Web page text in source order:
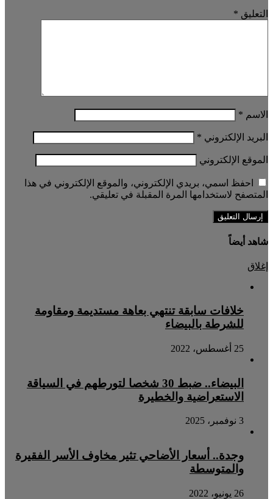
التعليق *
الاسم *
البريد الإلكتروني *
الموقع الإلكتروني
احفظ اسمي، بريدي الإلكتروني، والموقع الإلكتروني في هذا
المتصفح لاستخدامها المرة المقبلة في تعليقي.
شاهد أيضاً
إغلاق
خلافات سابقة تنتهي بعاهة مستديمة ومقاومة
للشرطة بالبيضاء
25 أغسطس، 2022
البيضاء.. ضبط 30 شخصا لتورطهم في السياقة
الاستعراضية والخطيرة
3 نوفمبر، 2025
وجدة.. أسعار الأضاحي تثير مخاوف الأسر الفقيرة
والمتوسطة
26 يونيو، 2022